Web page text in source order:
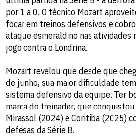
por 1 a 0. O técnico Mozart
focar em treinos defensivos e
ataque esmeraldino nas atividades
jogo contra o Londrina.
Mozart revelou que desde que
de junho, sua maior dificuldade
sistema defensivo da equipe. Ter
marca do treinador, que conquistou
Mirassol (2024) e Coritiba (2025)
defesas da Série B.